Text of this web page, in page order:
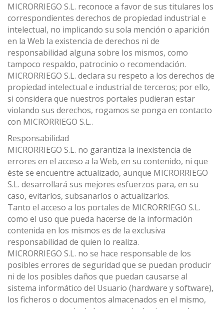
MICRORRIEGO S.L. reconoce a favor de sus titulares los
correspondientes derechos de propiedad industrial e
intelectual, no implicando su sola mención o aparición
en la Web la existencia de derechos ni de
responsabilidad alguna sobre los mismos, como
tampoco respaldo, patrocinio o recomendación.
MICRORRIEGO S.L. declara su respeto a los derechos de
propiedad intelectual e industrial de terceros; por ello,
si considera que nuestros portales pudieran estar
violando sus derechos, rogamos se ponga en contacto
con MICRORRIEGO S.L..
Responsabilidad
MICRORRIEGO S.L. no garantiza la inexistencia de
errores en el acceso a la Web, en su contenido, ni que
éste se encuentre actualizado, aunque MICRORRIEGO
S.L. desarrollará sus mejores esfuerzos para, en su
caso, evitarlos, subsanarlos o actualizarlos.
Tanto el acceso a los portales de MICRORRIEGO S.L.
como el uso que pueda hacerse de la información
contenida en los mismos es de la exclusiva
responsabilidad de quien lo realiza.
MICRORRIEGO S.L. no se hace responsable de los
posibles errores de seguridad que se puedan producir
ni de los posibles daños que puedan causarse al
sistema informático del Usuario (hardware y software),
los ficheros o documentos almacenados en el mismo,